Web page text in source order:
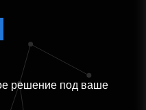
решение под ваше